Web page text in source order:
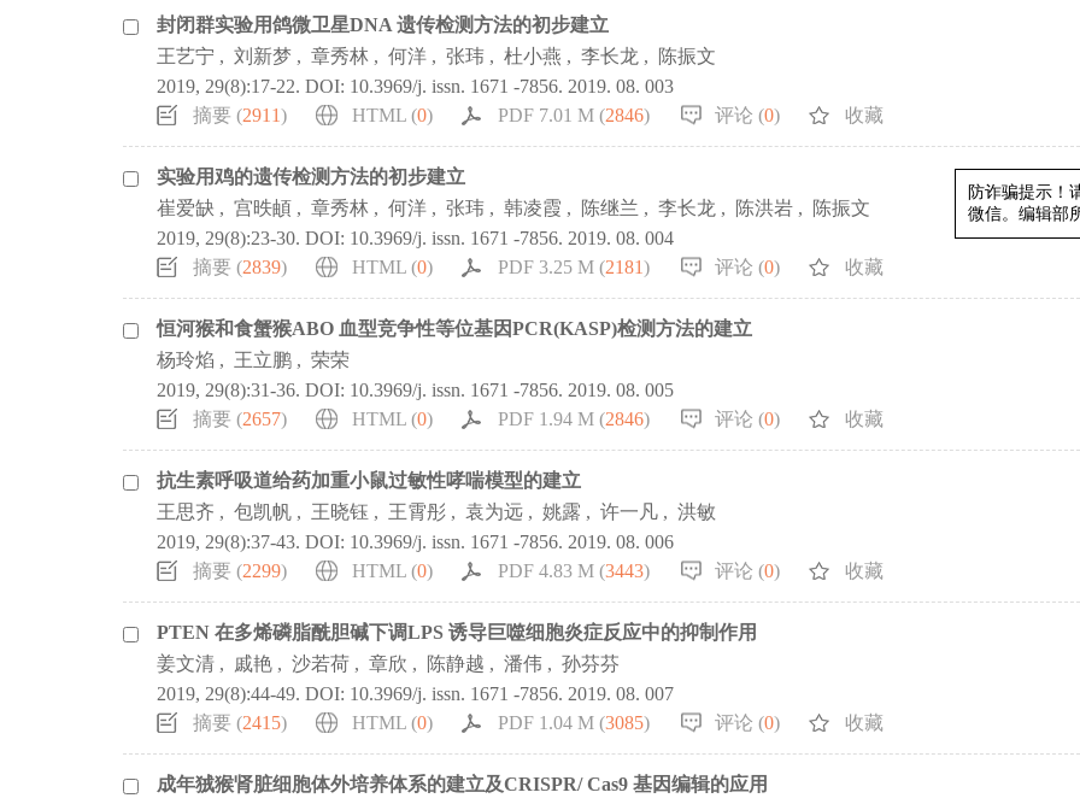
封闭群实验用鸽微卫星DNA 遗传检测方法的初步建立
王艺宁 , 刘新梦 , 章秀林 , 何洋 , 张玮 , 杜小燕 , 李长龙 ,
陈振文
2019, 29(8):17-22. DOI: 10.3969/j. issn. 1671 -7856. 2019. 08. 003
摘要 (2911) HTML (0) PDF 7.01 M (2846) 评论 (0) 收藏
实验用鸡的遗传检测方法的初步建立
崔爱缺 , 宫昳頔 , 章秀林 , 何洋 , 张玮 , 韩凌霞 , 陈继兰 , 李长龙 , 陈洪岩 ,
陈振文
2019, 29(8):23-30. DOI: 10.3969/j. issn. 1671 -7856. 2019. 08. 004
摘要 (2839) HTML (0) PDF 3.25 M (2181) 评论 (0) 收藏
恒河猴和食蟹猴ABO 血型竞争性等位基因PCR(KASP)检测方法的建立
杨玲焰 , 王立鹏 , 荣荣
2019, 29(8):31-36. DOI: 10.3969/j. issn. 1671 -7856. 2019. 08. 005
摘要 (2657) HTML (0) PDF 1.94 M (2846) 评论 (0) 收藏
抗生素呼吸道给药加重小鼠过敏性哮喘模型的建立
王思齐 , 包凯帆 , 王晓钰 , 王霄彤 , 袁为远 , 姚露 , 许一凡 , 洪敏
2019, 29(8):37-43. DOI: 10.3969/j. issn. 1671 -7856. 2019. 08. 006
摘要 (2299) HTML (0) PDF 4.83 M (3443) 评论 (0) 收藏
PTEN 在多烯磷脂酰胆碱下调LPS 诱导巨噬细胞炎症反应中的抑制作用
姜文清 , 戚艳 , 沙若荷 , 章欣 , 陈静越 , 潘伟 , 孙芬芬
2019, 29(8):44-49. DOI: 10.3969/j. issn. 1671 -7856. 2019. 08. 007
摘要 (2415) HTML (0) PDF 1.04 M (3085) 评论 (0) 收藏
成年狨猴肾脏细胞体外培养体系的建立及CRISPR/ Cas9 基因编辑的应用
防诈骗